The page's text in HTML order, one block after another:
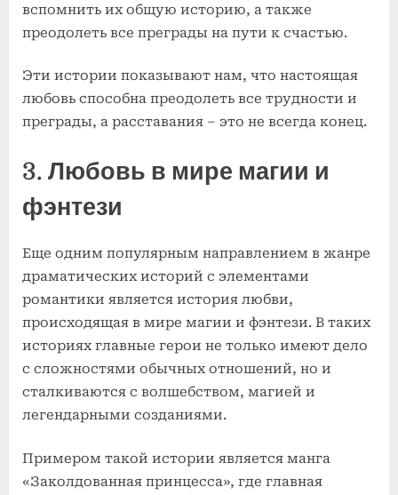
вспомнить их общую историю, а также
преодолеть все преграды на пути к счастью.
Эти истории показывают нам, что настоящая
любовь способна преодолеть все трудности и
преграды, а расставания – это не всегда конец.
3. Любовь в мире магии и
фэнтези
Еще одним популярным направлением в жанре
драматических историй с элементами
романтики является история любви,
происходящая в мире магии и фэнтези. В таких
историях главные герои не только имеют дело
с сложностями обычных отношений, но и
сталкиваются с волшебством, магией и
легендарными созданиями.
Примером такой истории является манга
«Заколдованная принцесса», где главная